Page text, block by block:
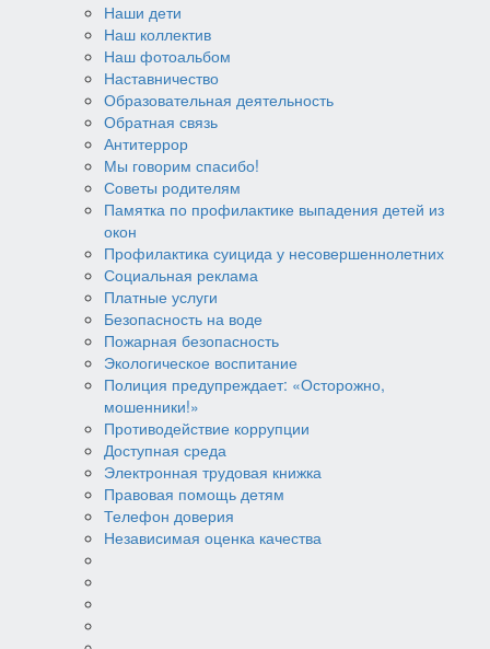
Наши дети
Наш коллектив
Наш фотоальбом
Наставничество
Образовательная деятельность
Обратная связь
Антитеррор
Мы говорим спасибо!
Советы родителям
Памятка по профилактике выпадения детей из
окон
Профилактика суицида у несовершеннолетних
Социальная реклама
Платные услуги
Безопасность на воде
Пожарная безопасность
Экологическое воспитание
Полиция предупреждает: «Осторожно,
мошенники!»
Противодействие коррупции
Доступная среда
Электронная трудовая книжка
Правовая помощь детям
Телефон доверия
Независимая оценка качества